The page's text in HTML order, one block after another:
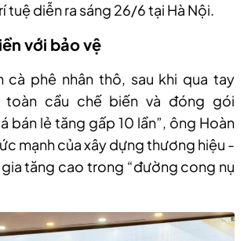
tuệ diễn ra sáng 26/6 tại Hà Nội.
với bảo vệ
cà phê nhân thô, sau khi qua tay
toàn cầu chế biến và đóng gói
bán lẻ tăng gấp 10 lần”, ông Hoàn
mạnh của xây dựng thương hiệu -
tăng cao trong “đường cong nụ